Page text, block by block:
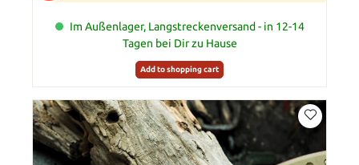
Im Außenlager, Langstreckenversand - in 12-14
Tagen bei Dir zu Hause
Add to shopping cart